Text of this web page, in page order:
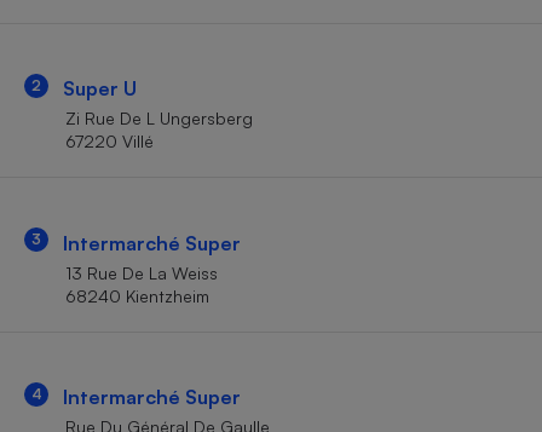
2 Super U
Zi Rue De L Ungersberg
67220 Villé
3 Intermarché Super
13 Rue De La Weiss
68240 Kientzheim
4 Intermarché Super
Rue Du Général De Gaulle